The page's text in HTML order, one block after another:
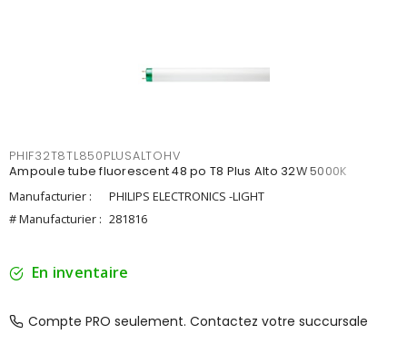
PHIF32T8TL850PLUSALTOHV
Ampoule tube fluorescent 48 po T8 Plus Alto 32W 5000K
Manufacturier :
PHILIPS ELECTRONICS -LIGHT
# Manufacturier : 281816
En inventaire
Compte PRO seulement. Contactez votre succursale